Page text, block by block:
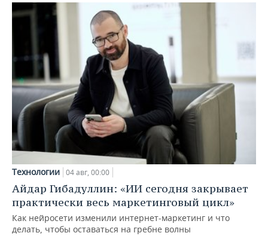
Технологии 04 авг, 00:00
Айдар Гибадуллин: «ИИ сегодня закрывает
практически весь маркетинговый цикл»
Как нейросети изменили интернет-маркетинг и что
делать, чтобы оставаться на гребне волны